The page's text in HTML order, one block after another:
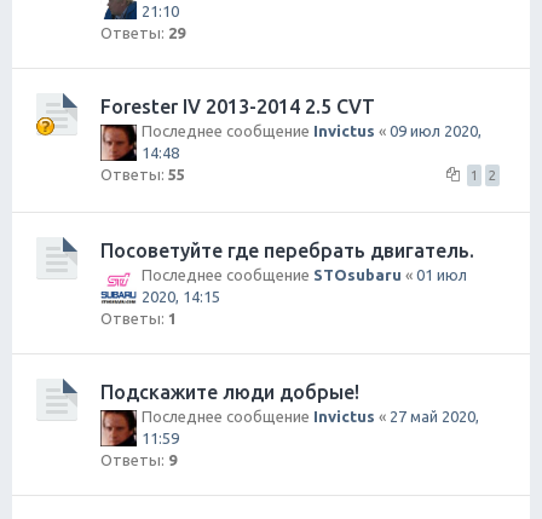
21:10
Ответы: 29
Forester IV 2013-2014 2.5 CVT
Последнее сообщение Invictus « 09 июл 2020,
14:48
Ответы: 55 1 2
Посоветуйте где перебрать двигатель.
Последнее сообщение STOsubaru « 01 июл
2020, 14:15
Ответы: 1
Подскажите люди добрые!
Последнее сообщение Invictus « 27 май 2020,
11:59
Ответы: 9